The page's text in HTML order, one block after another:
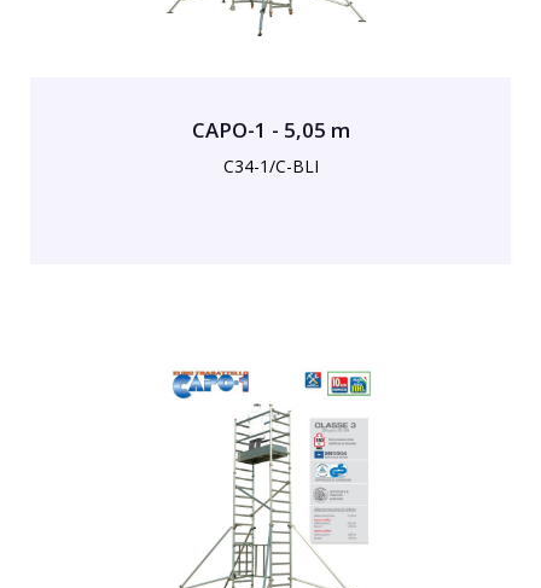
CAPO-1 - 5,05 m
C34-1/C-BLI